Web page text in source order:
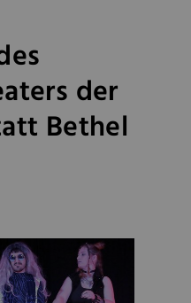
der
Bethel